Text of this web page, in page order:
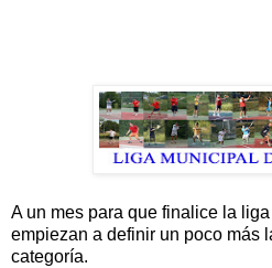
A un mes para que finalice la
empiezan a definir un poco más
categoría.